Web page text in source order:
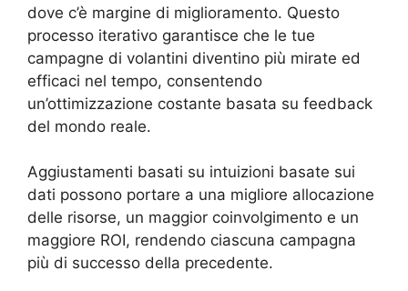
dove c’è margine di miglioramento. Questo
processo iterativo garantisce che le tue
campagne di volantini diventino più mirate ed
efficaci nel tempo, consentendo
un’ottimizzazione costante basata su feedback
del mondo reale.
Aggiustamenti basati su intuizioni basate sui
dati possono portare a una migliore allocazione
delle risorse, un maggior coinvolgimento e un
maggiore ROI, rendendo ciascuna campagna
più di successo della precedente.